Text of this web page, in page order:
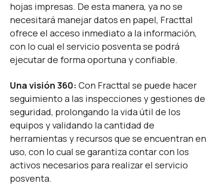
hojas impresas. De esta manera, ya no se
necesitará manejar datos en papel, Fracttal
ofrece el acceso inmediato a la información,
con lo cual el servicio posventa se podrá
ejecutar de forma oportuna y confiable.
Una visión 360: Con Fracttal se puede hacer
seguimiento a las inspecciones y gestiones de
seguridad, prolongando la vida útil de los
equipos y validando la cantidad de
herramientas y recursos que se encuentran en
uso, con lo cual se garantiza contar con los
activos necesarios para realizar el servicio
posventa.